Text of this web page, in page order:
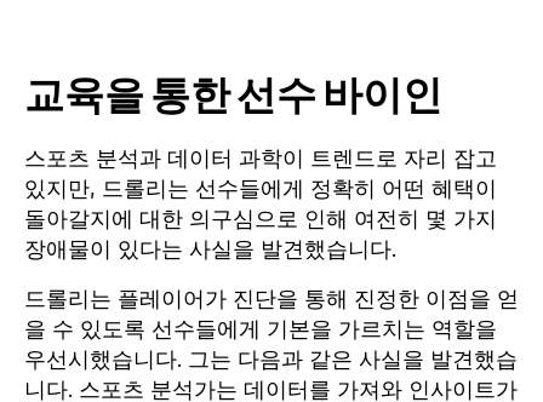
교육을 통한 선수 바이인
스포츠 분석과 데이터 과학이 트렌드로 자리 잡고
있지만, 드롤리는 선수들에게 정확히 어떤 혜택이
돌아갈지에 대한 의구심으로 인해 여전히 몇 가지
장애물이 있다는 사실을 발견했습니다.
드롤리는 플레이어가 진단을 통해 진정한 이점을 얻
을 수 있도록 선수들에게 기본을 가르치는 역할을
우선시했습니다. 그는 다음과 같은 사실을 발견했습
니다. 스포츠 분석가는 데이터를 가져와 인사이트가